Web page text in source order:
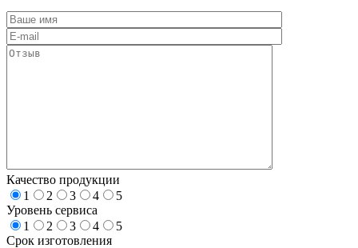
Качество продукции
1
2 3 4
5
Уровень сервиса
1
2 3 4
5
Срок изготовления